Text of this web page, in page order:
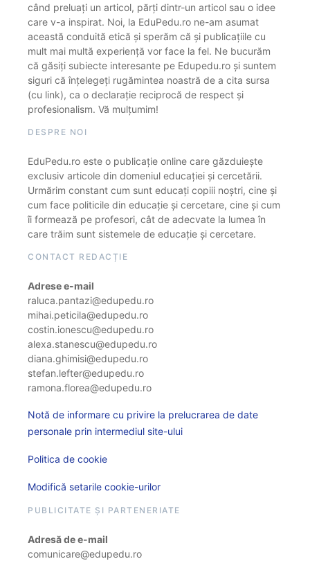
când preluați un articol, părți dintr-un articol sau o idee
care v-a inspirat. Noi, la EduPedu.ro ne-am asumat
această conduită etică și sperăm că și publicațiile cu
mult mai multă experiență vor face la fel. Ne bucurăm
că găsiți subiecte interesante pe Edupedu.ro și suntem
siguri că înțelegeți rugămintea noastră de a cita sursa
(cu link), ca o declarație reciprocă de respect și
profesionalism. Vă mulțumim!
DESPRE NOI
EduPedu.ro este o publicație online care găzduiește
exclusiv articole din domeniul educației și cercetării.
Urmărim constant cum sunt educați copiii noștri, cine și
cum face politicile din educație și cercetare, cine și cum
îi formează pe profesori, cât de adecvate la lumea în
care trăim sunt sistemele de educație și cercetare.
CONTACT REDACȚIE
Adrese e-mail
raluca.pantazi@edupedu.ro
mihai.peticila@edupedu.ro
costin.ionescu@edupedu.ro
alexa.stanescu@edupedu.ro
diana.ghimisi@edupedu.ro
stefan.lefter@edupedu.ro
ramona.florea@edupedu.ro
Notă de informare cu privire la prelucrarea de date
personale prin intermediul site-ului
Politica de cookie
Modifică setarile cookie-urilor
PUBLICITATE ȘI PARTENERIATE
Adresă de e-mail
comunicare@edupedu.ro